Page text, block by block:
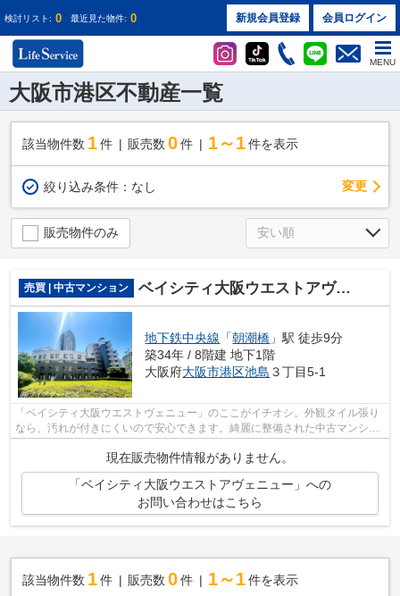
検討リスト: 0 最近見た物件: 0 新規会員登録 会員ログイン
MENU
大阪市港区不動産一覧
該当物件数 1件 販売数 0 件 1～1 件を表示
絞り込み条件： なし 変更
販売物件のみ
売買 | 中古マンション ベイシティ大阪ウエストアヴェニュー
地下鉄中央線 「朝潮橋 」駅 徒歩9分
築34年 / 8階建 地下1階
大阪府大阪市港区池島 ３丁目5-1
「ベイシティ大阪ウエストヴェニュー」のここがイチオシ。外観タイル張り
なら、汚れが付きにくいので安心できます。綺麗に整備された中古マンショ
現在販売物件情報がありません。
「ベイシティ大阪ウエストアヴェニュー」への
お問い合わせはこちら
該当物件数 1件 販売数 0 件 1～1 件を表示